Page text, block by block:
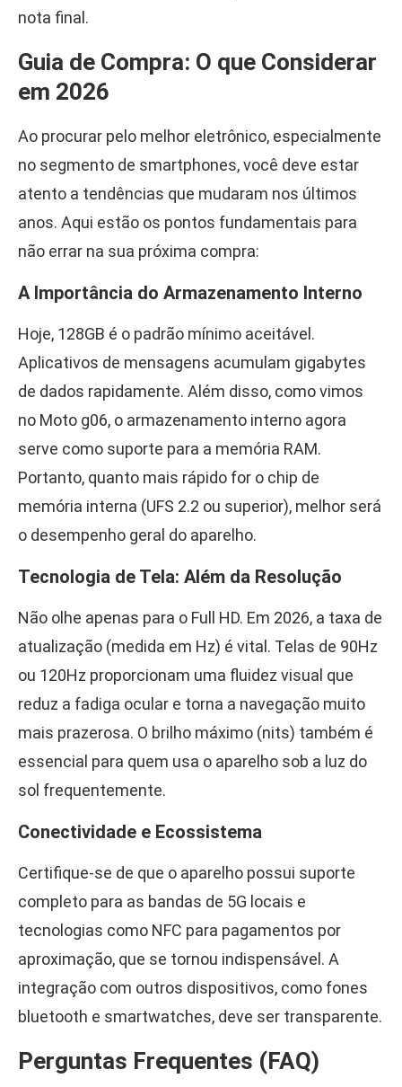
nota final.
Guia de Compra: O que Considerar
em 2026
Ao procurar pelo melhor eletrônico, especialmente
no segmento de smartphones, você deve estar
atento a tendências que mudaram nos últimos
anos. Aqui estão os pontos fundamentais para
não errar na sua próxima compra:
A Importância do Armazenamento Interno
Hoje, 128GB é o padrão mínimo aceitável.
Aplicativos de mensagens acumulam gigabytes
de dados rapidamente. Além disso, como vimos
no Moto g06, o armazenamento interno agora
serve como suporte para a memória RAM.
Portanto, quanto mais rápido for o chip de
memória interna (UFS 2.2 ou superior), melhor será
o desempenho geral do aparelho.
Tecnologia de Tela: Além da Resolução
Não olhe apenas para o Full HD. Em 2026, a taxa de
atualização (medida em Hz) é vital. Telas de 90Hz
ou 120Hz proporcionam uma fluidez visual que
reduz a fadiga ocular e torna a navegação muito
mais prazerosa. O brilho máximo (nits) também é
essencial para quem usa o aparelho sob a luz do
sol frequentemente.
Conectividade e Ecossistema
Certifique-se de que o aparelho possui suporte
completo para as bandas de 5G locais e
tecnologias como NFC para pagamentos por
aproximação, que se tornou indispensável. A
integração com outros dispositivos, como fones
bluetooth e smartwatches, deve ser transparente.
Perguntas Frequentes (FAQ)